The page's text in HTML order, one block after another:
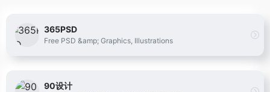
365PSD
Free PSD &amp; Graphics, Illustrations
90设计